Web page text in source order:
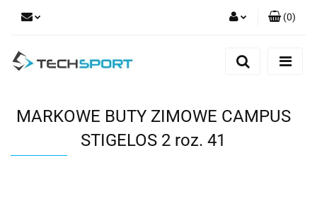
Zaloguj się
(0)
MARKOWE BUTY ZIMOWE CAMPUS
STIGELOS 2 roz. 41